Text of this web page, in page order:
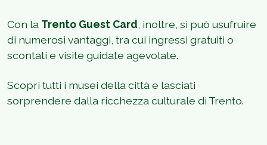
Con la Trento Guest Card , inoltre, si può usufruire
di numerosi vantaggi, tra cui ingressi gratuiti o
scontati e visite guidate agevolate.
Scopri tutti i musei della città e lasciati
sorprendere dalla ricchezza culturale di Trento.